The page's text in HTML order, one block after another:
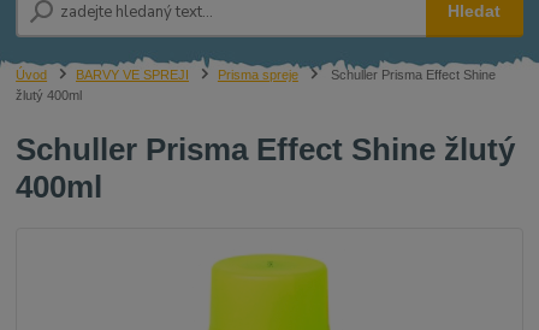
Hledat
Úvod BARVY VE SPREJI Prisma spreje
Schuller Prisma Effect Shine
žlutý 400ml
Schuller Prisma Effect Shine žlutý
400ml